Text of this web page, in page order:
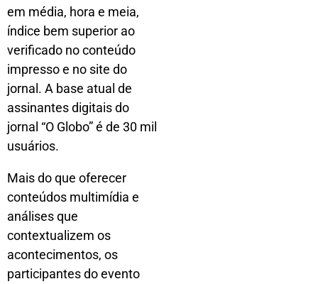
em média, hora e meia,
índice bem superior ao
verificado no conteúdo
impresso e no site do
jornal. A base atual de
assinantes digitais do
jornal “O Globo” é de 30 mil
usuários.
Mais do que oferecer
conteúdos multimídia e
análises que
contextualizem os
acontecimentos, os
participantes do evento